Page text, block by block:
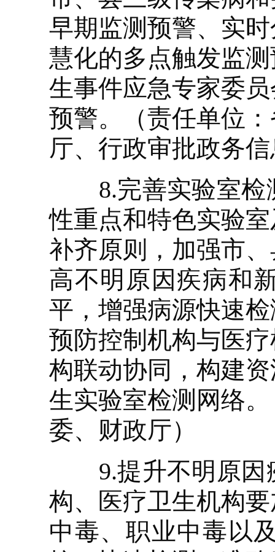
早期监测预警、实
慧化的多点触发监
生事件应急专家委
预警。（责任单位
厅、行政审批政务
8.完善实验室检
性重点和特色实验
补齐原则，加强市
高不明原因疾病和
平，增强病源快速
预防控制机构与医
构联动协同，构建
生实验室检测网络
委、财政厅）
9.提升不明原因
构、医疗卫生机构
中毒、职业中毒以